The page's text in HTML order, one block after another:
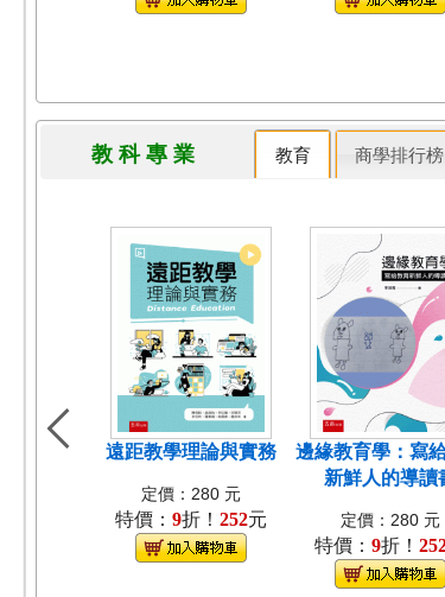
教 科 專 業 教育 商學排行榜
遠距教學理論與實務
定價：280 元
特價： 9折！ 252元
邊緣教育學：寫
新鮮人的導讀
定價：280 元
特價： 9折！